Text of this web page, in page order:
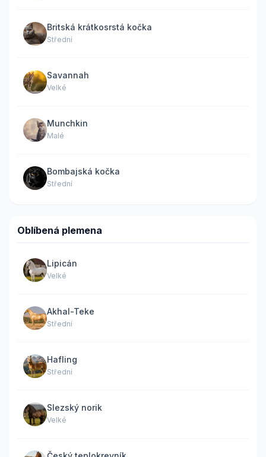
Britská krátkosrstá kočka
Střední
Savannah
Velké
Munchkin
Malé
Bombajská kočka
Střední
Oblíbená plemena
Lipicán
Velké
Akhal-Teke
Střední
Hafling
Střední
Slezský norik
Velké